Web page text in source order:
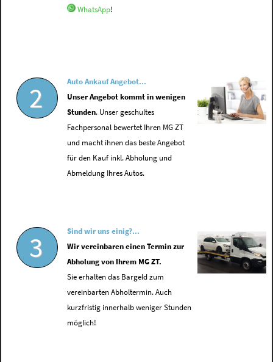
WhatsApp!
2
Auto Ankauf Angebot...
Unser Angebot kommt in wenigen
Stunden. Unser geschultes
Fachpersonal bewertet Ihren MG ZT
und macht ihnen das beste Angebot
für den Kauf inkl. Abholung und
Abmeldung Ihres Autos.
3
Sind wir uns einig?...
Wir vereinbaren einen Termin zur
Abholung von Ihrem MG ZT.
Sie erhalten das Bargeld zum
vereinbarten Abholtermin. Auch
kurzfristig innerhalb weniger Stunden
möglich!